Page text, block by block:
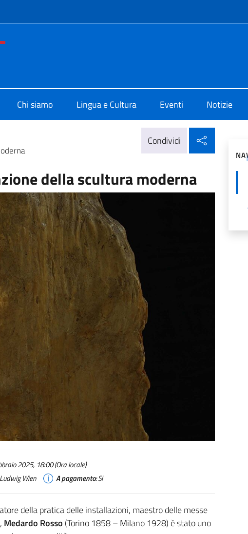
Chi siamo Lingua e Cultura Eventi Notizie
Condividi
della scultura moderna
2025, 18:00 (Ora locale)
Wien A pagamento:Si
della pratica delle installazioni, maestro delle messe
Medardo Rosso (Torino 1858 – Milano 1928) è stato uno